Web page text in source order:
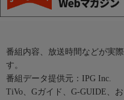
番組内容、放送時間などが実
す。
番組データ提供元：IPG Inc.
TiVo、Gガイド、G-GUIDE、